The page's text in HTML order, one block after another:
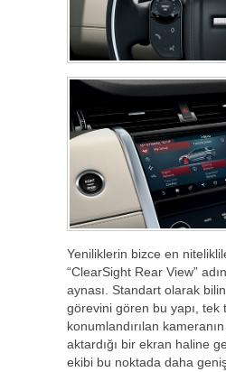
Yeniliklerin bizce en
“ClearSight Rear View”
aynası. Standart olarak
görevini gören bu yapı, tek
konumlandırılan
aktardığı bir ekran haline
ekibi bu noktada daha